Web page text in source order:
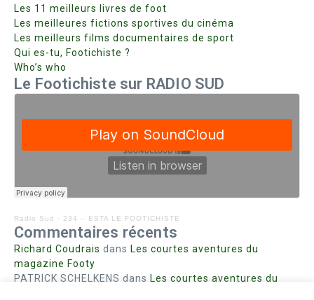
Les 11 meilleurs livres de foot
Les meilleures fictions sportives du cinéma
Les meilleurs films documentaires de sport
Qui es-tu, Footichiste ?
Who’s who
Le Footichiste sur RADIO SUD
Radio Sud · 234 – ESTA LE FOOTICHISTE
Commentaires récents
Richard Coudrais dans Les courtes aventures du
magazine Footy
PATRICK SCHELKENS dans Les courtes aventures du